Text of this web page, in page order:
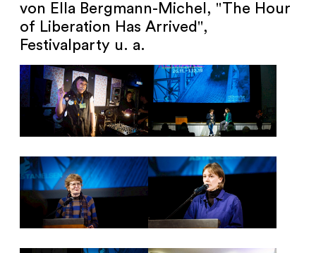
PUBLIKATIONEN
RESTAURIERUNG
KONTAKT
NEWSLETTER
PRESSE
ARCHIV
von Ella Bergmann-Michel, "The Hour
of Liberation Has Arrived",
Festivalparty u. a.